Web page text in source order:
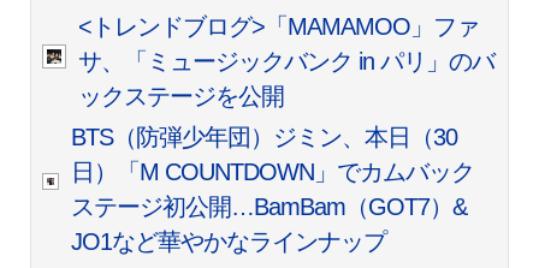
<トレンドブログ>「MAMAMOO」ファ
サ、「ミュージックバンク in パリ」のバ
ックステージを公開
BTS（防弾少年団）ジミン、本日（30
日）「M COUNTDOWN」でカムバック
ステージ初公開…BamBam（GOT7）&
JO1など華やかなラインナップ